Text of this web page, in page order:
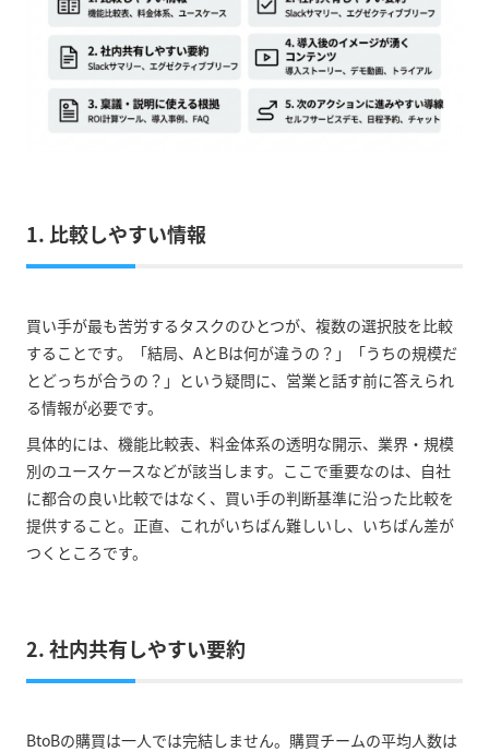
1. 比較しやすい情報
買い手が最も苦労するタスクのひとつが、複数の選択肢を比較
することです。「結局、AとBは何が違うの？」「うちの規模だ
とどっちが合うの？」という疑問に、営業と話す前に答えられ
る情報が必要です。
具体的には、機能比較表、料金体系の透明な開示、業界・規模
別のユースケースなどが該当します。ここで重要なのは、自社
に都合の良い比較ではなく、買い手の判断基準に沿った比較を
提供すること。正直、これがいちばん難しいし、いちばん差が
つくところです。
2. 社内共有しやすい要約
BtoBの購買は一人では完結しません。購買チームの平均人数は